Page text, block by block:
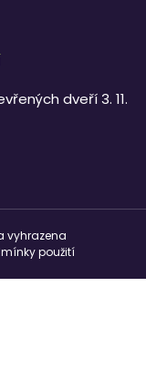
dveří 3. 11.
vyhrazena
použití